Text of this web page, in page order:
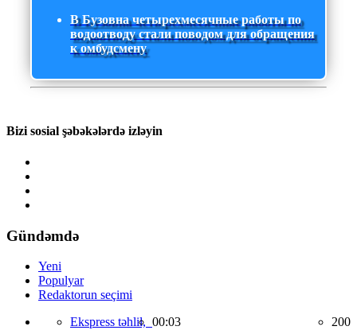
В Бузовна четырехмесячные работы по
водоотводу стали поводом для обращения
к омбудсмену
Bizi sosial şəbəkələrdə izləyin
Gündəmdə
Yeni
Populyar
Redaktorun seçimi
Ekspress təhlil, 00:03 200